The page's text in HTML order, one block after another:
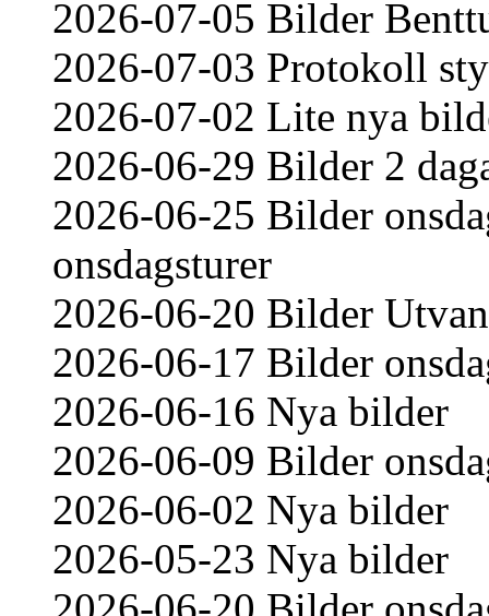
2026-07-05 Bilder
2026-07-03 Protokoll
2026-07-02 Lite nya
2026-06-29 Bilder 2
2026-06-25 Bilder
onsdagsturer
2026-06-20 Bilder
2026-06-17 Bilder
2026-06-16 Nya bilder
2026-06-09 Bilder
2026-06-02 Nya bilder
2026-05-23 Nya bilder